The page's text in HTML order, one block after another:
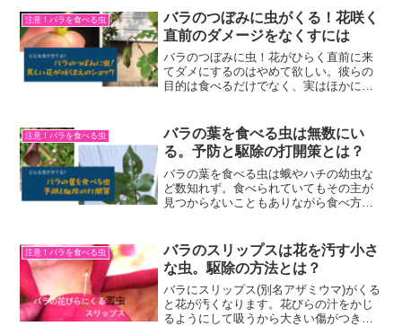
たらやるべき手順と発生しにくくする方
法についてお伝えします。
注意！バラを食べる虫
バラのつぼみに虫がくる！花咲く
直前のダメージをなくすには
バラのつぼみに虫！花がひらく直前に来
てダメにするのはやめて欲しい。彼らの
目的は食べるだけでなく、実はほかにも
なら対策をしなければならないです。さ
て、その方法とは？
注意！バラを食べる虫
バラの葉を食べる虫は無数にい
る。予防と駆除の打開策とは？
バラの葉を食べる虫は蛾やハチの幼虫な
ど数知れず。食べられていてもその主が
見つからないこともありながら食べ方か
かり守りましょう。打開策はいくつかあ
ります。ご紹介しますね。
注意！バラを食べる虫
バラのスリップスは花を汚す小さ
な虫。駆除の方法とは？
バラにスリップス(別名アザミウマ)がくる
と花が汚くなります。花びらの汁をかじ
るようにして吸うから大きい傷がつきシ